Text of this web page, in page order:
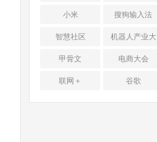
小米 搜狗输入法
智慧社区 机器人产业大
会
甲骨文 电商大会
联网＋ 谷歌